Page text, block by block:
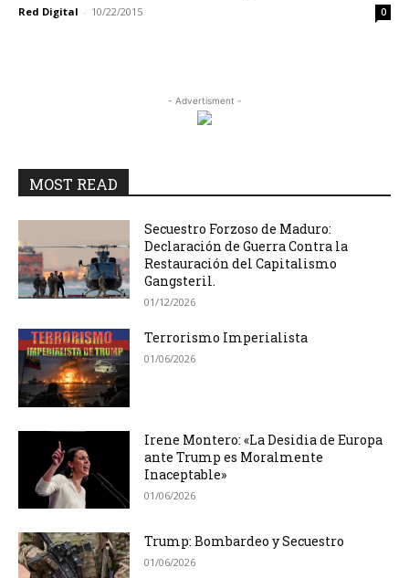
Red Digital - 10/22/2015 0
- Advertisment -
MOST READ
Secuestro Forzoso de Maduro:
Declaración de Guerra Contra la
Restauración del Capitalismo
Gangsteril.
01/12/2026
Terrorismo Imperialista
01/06/2026
Irene Montero: «La Desidia de Europa
ante Trump es Moralmente
Inaceptable»
01/06/2026
Trump: Bombardeo y Secuestro
01/06/2026